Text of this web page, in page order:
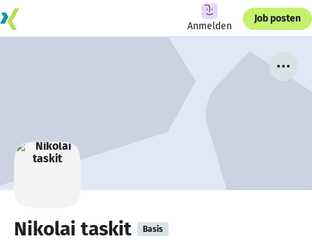
Anmelden
Job posten
Nikolai taskit Basis